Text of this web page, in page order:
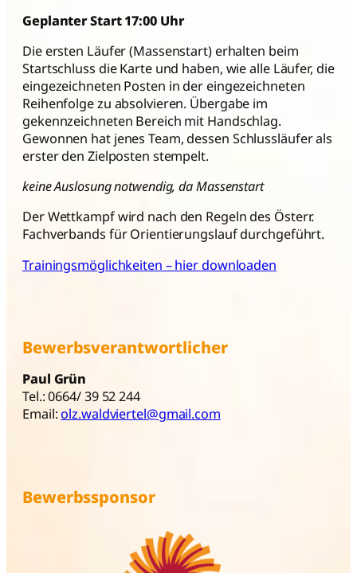
Geplanter Start 17:00 Uhr
Die ersten Läufer (Massenstart) erhalten beim
Startschluss die Karte und haben, wie alle Läufer, die
eingezeichneten Posten in der eingezeichneten
Reihenfolge zu absolvieren. Übergabe im
gekennzeichneten Bereich mit Handschlag.
Gewonnen hat jenes Team, dessen Schlussläufer als
erster den Zielposten stempelt.
keine Auslosung notwendig, da Massenstart
Der Wettkampf wird nach den Regeln des Österr.
Fachverbands für Orientierungslauf durchgeführt.
Trainingsmöglichkeiten – hier downloaden
Bewerbsverantwortlicher
Paul Grün
Tel.: 0664/ 39 52 244
Email:olz.waldviertel@gmail.com
Bewerbssponsor